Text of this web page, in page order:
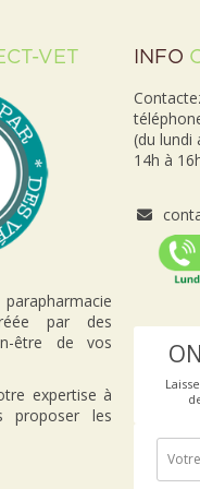
VET
par des
être de vos
expertise à
proposer les
INFO
(du lundi
14h à